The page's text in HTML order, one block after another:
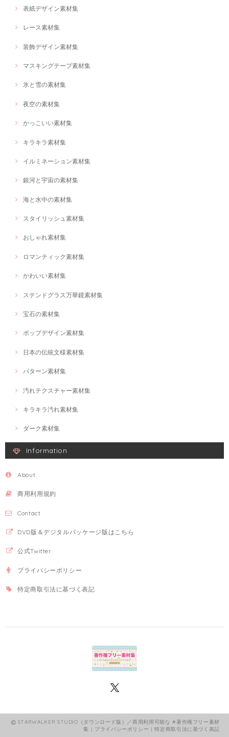
表紙デザイン素材集
レース素材集
装飾デザイン素材集
マスキングテープ素材集
氷と雪の素材集
夜空の素材集
かっこいい素材集
キラキラ素材集
イルミネーション素材集
銀河と宇宙の素材集
海と水中の素材集
スタイリッシュ素材集
おしゃれ素材集
ロマンティック素材集
かわいい素材集
ステンドグラス万華鏡素材集
宝石の素材集
ポップデザイン素材集
日本の伝統文様素材集
パターン素材集
汚れテクスチャー素材集
キラキラ汚れ素材集
ダーク素材集
Information
About
商用利用規約
Contact
DVD版＆デジタルパッケージ版はこちら
公式Twitter
プライバシーポリシー
特定商取引法に基づく表記
STARWALKER STUDIO（ダウンロード版）／商用利用可能な #著作権フリー素材
集 | プライバシーポリシー |特定商取引法に基づく表記